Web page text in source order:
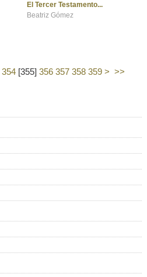
El Tercer Testamento
Beatriz Gómez
354 [355] 356 357 358 359 > >>